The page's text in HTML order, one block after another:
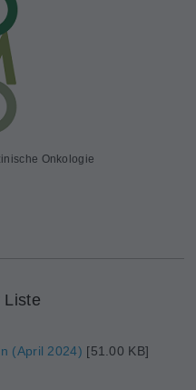
Onkologie
Liste
(April 2024) [51.00 KB]